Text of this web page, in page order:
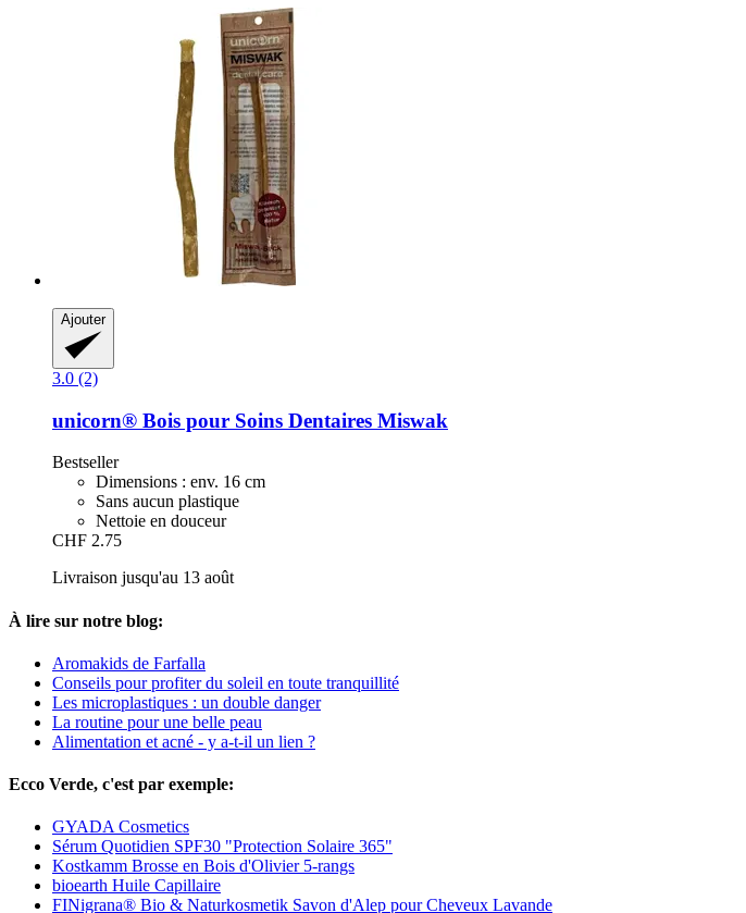
Ajouter
3.0 (2)
unicorn® Bois pour Soins Dentaires Miswak
Bestseller
Dimensions : env. 16 cm
Sans aucun plastique
Nettoie en douceur
CHF 2.75
Livraison jusqu'au 13 août
À lire sur notre blog:
Aromakids de Farfalla
Conseils pour profiter du soleil en toute tranquillité
Les microplastiques : un double danger
La routine pour une belle peau
Alimentation et acné - y a-t-il un lien ?
Ecco Verde, c'est par exemple:
GYADA Cosmetics
Sérum Quotidien SPF30 "Protection Solaire 365"
Kostkamm Brosse en Bois d'Olivier 5-rangs
bioearth Huile Capillaire
FINigrana® Bio & Naturkosmetik Savon d'Alep pour Cheveux Lavande